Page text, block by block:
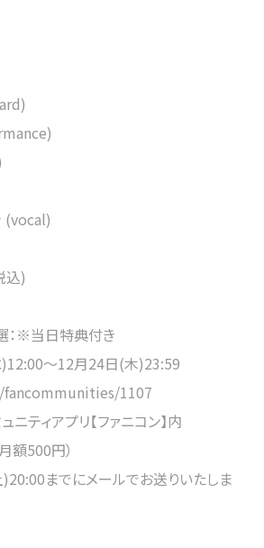
(vocal)
込)
：※当日特典付き
～12月24日(木)23:59
1107
ニティアプリ【ファニコン】内
額500円）
までにメールでお送りいたしま